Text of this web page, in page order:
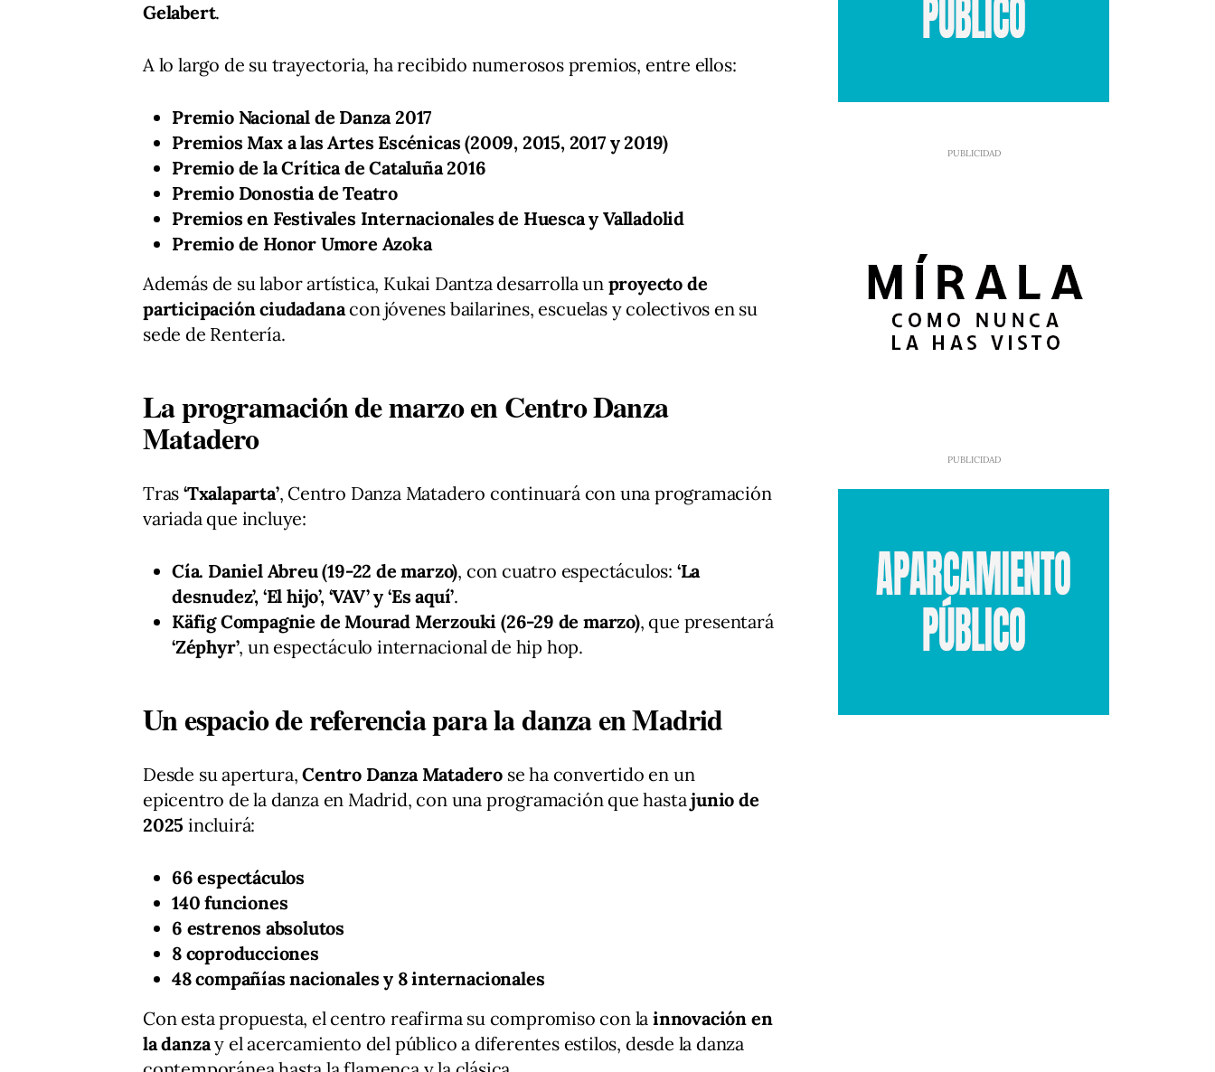
Gelabert.
A lo largo de su trayectoria, ha recibido numerosos premios, entre ellos:
Premio Nacional de Danza 2017
Premios Max a las Artes Escénicas (2009, 2015, 2017 y 2019)
Premio de la Crítica de Cataluña 2016
Premio Donostia de Teatro
Premios en Festivales Internacionales de Huesca y Valladolid
Premio de Honor Umore Azoka
Además de su labor artística, Kukai Dantza desarrolla un proyecto de
participación ciudadanacon jóvenes bailarines, escuelas y colectivos en su
sede de Rentería.
La programación de marzo en Centro Danza
Matadero
Tras ‘Txalaparta’, Centro Danza Matadero continuará con una programación
variada que incluye:
Cía. Daniel Abreu (19-22 de marzo), con cuatro espectáculos: ‘La
desnudez’, ‘El hijo’, ‘VAV’ y ‘Es aquí’.
Käfig Compagnie de Mourad Merzouki (26-29 de marzo), que presentará
‘Zéphyr’, un espectáculo internacional de hip hop.
Un espacio de referencia para la danza en Madrid
Desde su apertura,Centro Danza Matadero se ha convertido en un
epicentro de la danza en Madrid, con una programación que hastajunio de
2025 incluirá:
66 espectáculos
140 funciones
6 estrenos absolutos
8 coproducciones
48 compañías nacionales y 8 internacionales
Con esta propuesta, el centro reafirma su compromiso con la innovación en
la danzay el acercamiento del público a diferentes estilos, desde la danza